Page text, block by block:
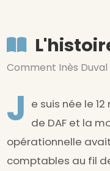
Comment Inès
J e suis née le
de DAF et la
opérationnelle
comptables au fil